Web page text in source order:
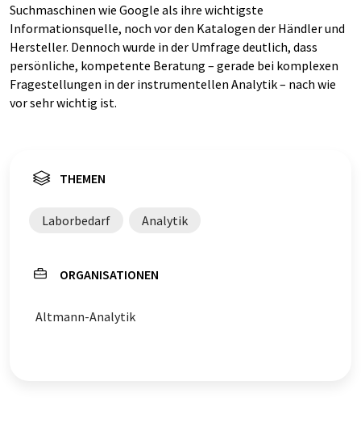
Suchmaschinen wie Google als ihre wichtigste
Informationsquelle, noch vor den Katalogen der Händler und
Hersteller. Dennoch wurde in der Umfrage deutlich, dass
persönliche, kompetente Beratung – gerade bei komplexen
Fragestellungen in der instrumentellen Analytik – nach wie
vor sehr wichtig ist.
THEMEN
Laborbedarf Analytik
ORGANISATIONEN
Altmann-Analytik